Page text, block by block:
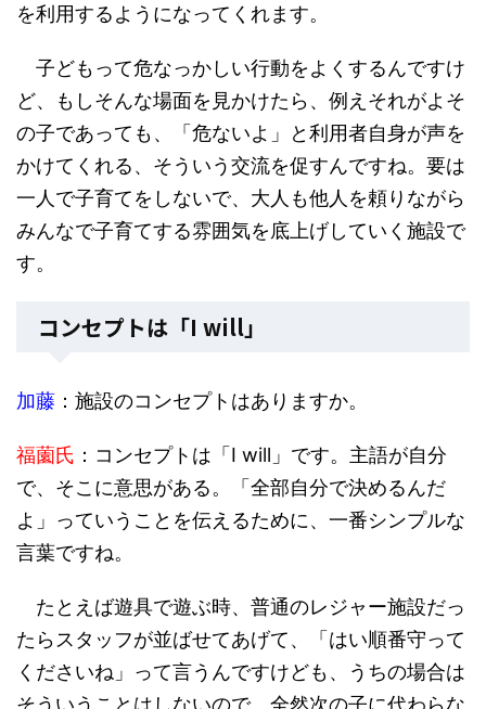
を利用するようになってくれます。
子どもって危なっかしい行動をよくするんですけ
ど、もしそんな場面を見かけたら、例えそれがよそ
の子であっても、「危ないよ」と利用者自身が声を
かけてくれる、そういう交流を促すんですね。要は
一人で子育てをしないで、大人も他人を頼りながら
みんなで子育てする雰囲気を底上げしていく施設で
す。
コンセプトは「I will」
加藤 ：施設のコンセプトはありますか。
福薗氏 ：コンセプトは「I will」です。主語が自分
で、そこに意思がある。「全部自分で決めるんだ
よ」っていうことを伝えるために、一番シンプルな
言葉ですね。
たとえば遊具で遊ぶ時、普通のレジャー施設だっ
たらスタッフが並ばせてあげて、「はい順番守って
くださいね」って言うんですけども、うちの場合は
そういうことはしないので、全然次の子に代わらな